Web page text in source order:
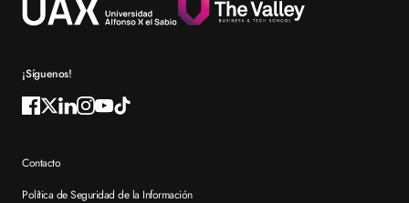
Reconocimientos
¡Síguenos!
Contacto
Política de Seguridad de la Información